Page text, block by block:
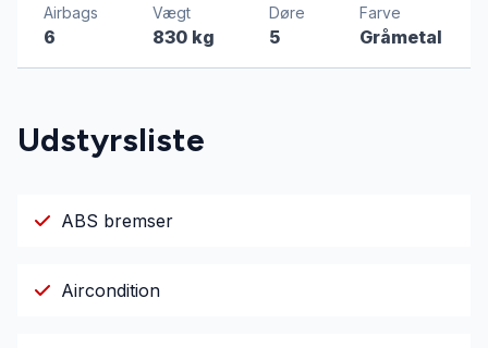
Airbags
6
Vægt
830 kg
Døre
5
Farve
Gråmetal
Udstyrsliste
ABS bremser
Aircondition